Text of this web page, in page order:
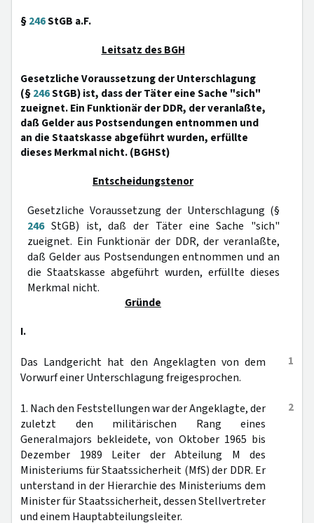
§246StGB a.F.
Leitsatz des BGH
Gesetzliche Voraussetzung der Unterschlagung
(§246StGB) ist, dass der Täter eine Sache "sich"
zueignet. Ein Funktionär der DDR, der veranlaßte,
daß Gelder aus Postsendungen entnommen und
an die Staatskasse abgeführt wurden, erfüllte
dieses Merkmal nicht. (BGHSt)
Entscheidungstenor
Gesetzliche Voraussetzung der Unterschlagung (§
246StGB) ist, daß der Täter eine Sache "sich"
zueignet. Ein Funktionär der DDR, der veranlaßte,
daß Gelder aus Postsendungen entnommen und an
die Staatskasse abgeführt wurden, erfüllte dieses
Merkmal nicht.
Gründe
I.
1
Das Landgericht hat den Angeklagten von dem
Vorwurf einer Unterschlagung freigesprochen.
2
1. Nach den Feststellungen war der Angeklagte, der
zuletzt den militärischen Rang eines
Generalmajors bekleidete, von Oktober 1965 bis
Dezember 1989 Leiter der Abteilung M des
Ministeriums für Staatssicherheit (MfS) der DDR. Er
unterstand in der Hierarchie des Ministeriums dem
Minister für Staatssicherheit, dessen Stellvertreter
und einem Hauptabteilungsleiter.